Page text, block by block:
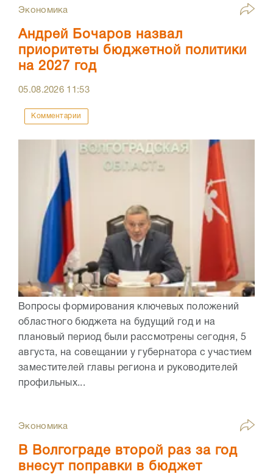
Экономика
Андрей Бочаров назвал
приоритеты бюджетной политики
на 2027 год
05.08.2026 11:53
Комментарии
Вопросы формирования ключевых положений
областного бюджета на будущий год и на
плановый период были рассмотрены сегодня, 5
августа, на совещании у губернатора с участием
заместителей главы региона и руководителей
профильных...
Экономика
В Волгограде второй раз за год
внесут поправки в бюджет